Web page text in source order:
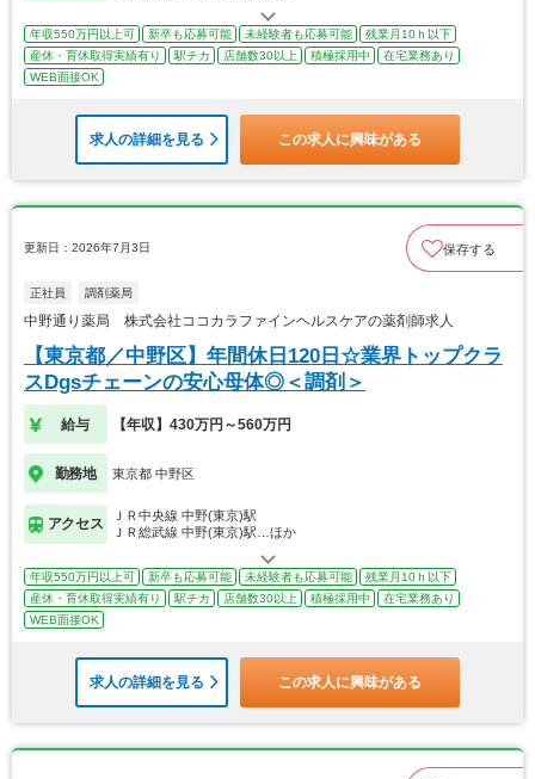
年収550万円以上可 新卒も応募可能 未経験者も応募可能
残業月10ｈ以下
産休・育休取得実績有り
駅チカ 店舗数30以上 積極採用中
在宅業務あり
WEB面接OK
求人の詳細を見る この求人に興味がある
更新日：2026年7月3日 保存する
正社員 調剤薬局
中野通り薬局 株式会社ココカラファインヘルスケアの薬剤師求人
【東京都／中野区】年間休日120日☆業界トップクラ
スDgsチェーンの安心母体◎＜調剤＞
給与 【年収】430万円～560万円
勤務地 東京都 中野区
アクセス
ＪＲ中央線 中野(東京)駅
ＪＲ総武線 中野(東京)駅…ほか
年収550万円以上可 新卒も応募可能 未経験者も応募可能
残業月10ｈ以下
産休・育休取得実績有り
駅チカ 店舗数30以上 積極採用中
在宅業務あり
WEB面接OK
求人の詳細を見る この求人に興味がある